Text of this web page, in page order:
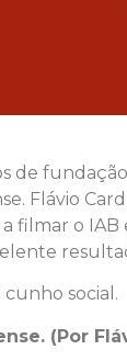
de
Flávio
filmar o
social.
(Por